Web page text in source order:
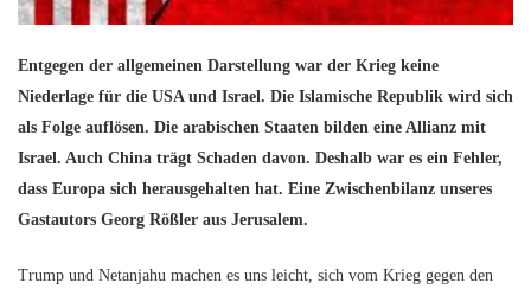
Entgegen der allgemeinen Darstellung war der Krieg keine
Niederlage für die USA und Israel. Die Islamische Republik wird sich
als Folge auflösen. Die arabischen Staaten bilden eine Allianz mit
Israel. Auch China trägt Schaden davon. Deshalb war es ein Fehler,
dass Europa sich herausgehalten hat. Eine Zwischenbilanz unseres
Gastautors Georg Rößler aus Jerusalem.
Trump und Netanjahu machen es uns leicht, sich vom Krieg gegen den